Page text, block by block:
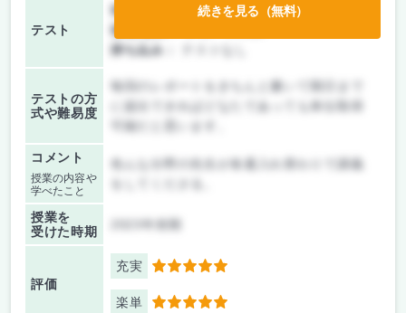
テスト
前期/中間：
レポートのみ
後期/期末：
持ち込み：
テストの方
式や難易度
毎回のレポートをきちんと書いて期日まで
に提出できればどなたであっても単位取得
コメント
授業の内容や
学べたこと
色んな分野の先生が各週入れ替わりで講義
授業を
受けた時期
評価
充実 5
楽単 5
続きを見る（無料）